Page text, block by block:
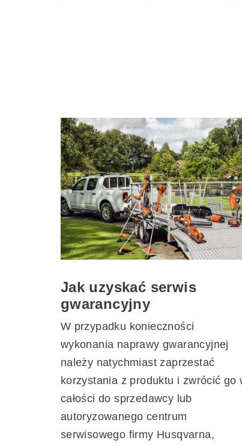
Jak uzyskać serwis
gwarancyjny
W przypadku konieczności
wykonania naprawy gwarancyjnej
należy natychmiast zaprzestać
korzystania z produktu i zwrócić go
całości do sprzedawcy lub
autoryzowanego centrum
serwisowego firmy Husqvarna,